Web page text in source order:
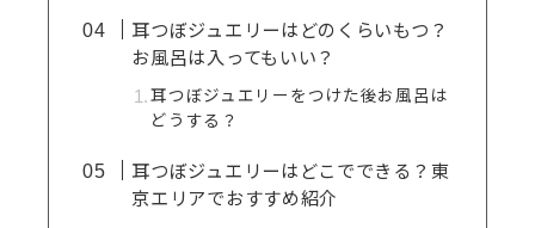
耳つぼジュエリーはどのくらいもつ？
お風呂は入ってもいい？
耳つぼジュエリーをつけた後お風呂は
どうする？
耳つぼジュエリーはどこでできる？東
京エリアでおすすめ紹介